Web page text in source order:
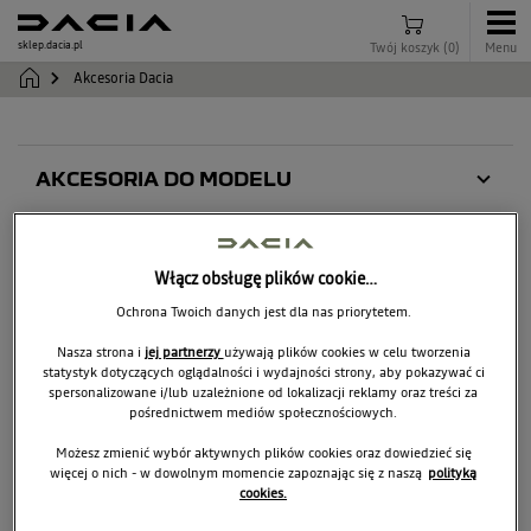
sklep.dacia.pl Twój koszyk (0) Menu
Akcesoria Dacia
AKCESORIA DO MODELU
NOWY DUSTER
NOWY SPRING
JOGGER
DUSTER
SPRING
SANDERO
SANDERO STEPWAY
Wszystkie akcesoria
OUTDOOR
BAGAŻNIKI
WYPOSAŻENIE WNĘTRZA
Liczba produktów:1
Włącz obsługę plików cookie…
Ochrona Twoich danych jest dla nas priorytetem.
Nasza strona i jej partnerzy używają plików cookies w celu tworzenia
statystyk dotyczących oglądalności i wydajności strony, aby pokazywać ci
spersonalizowane i/lub uzależnione od lokalizacji reklamy oraz treści za
pośrednictwem mediów społecznościowych.
Możesz zmienić wybór aktywnych plików cookies oraz dowiedzieć się
więcej o nich - w dowolnym momencie zapoznając się z naszą polityką
cookies.